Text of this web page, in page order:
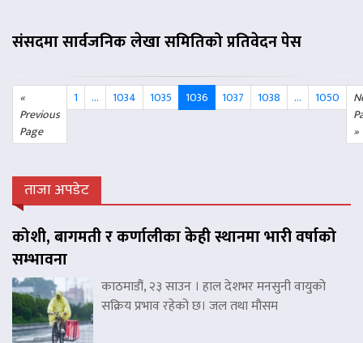
संसदमा सार्वजनिक लेखा समितिको प्रतिवेदन पेस
«
Previous
Page
1 … 1034 1035 1036 1037 1038 ... 1050
»
ताजा अपडेट
कोशी, बागमती र कर्णालीका केही स्थानमा भारी वर्षाको
सम्भावना
काठमाडौं, २३ साउन । हाल देशभर मनसुनी वायुको
सक्रिय प्रभाव रहेको छ। जल तथा मौसम